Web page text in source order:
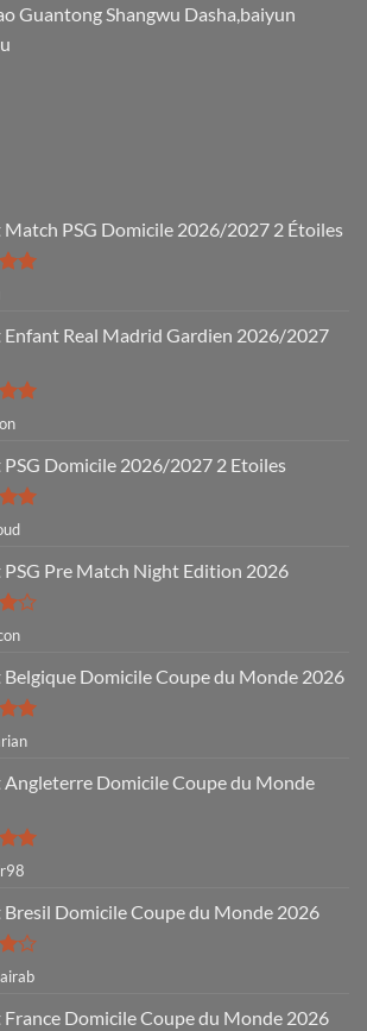
Guantong Shangwu Dasha,baiyun
PSG Domicile 2026/2027 2 Étoiles
Real Madrid Gardien 2026/2027
Domicile 2026/2027 2 Etoiles
Pre Match Night Edition 2026
Domicile Coupe du Monde 2026
Domicile Coupe du Monde
Domicile Coupe du Monde 2026
Domicile Coupe du Monde 2026